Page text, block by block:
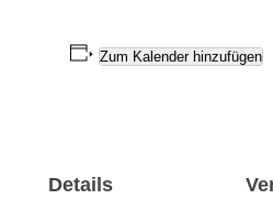
Zum Kalender hinzufügen
Details